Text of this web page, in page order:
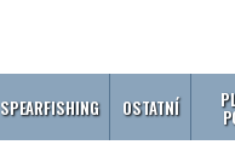
SPEARFISHING OSTATNÍ